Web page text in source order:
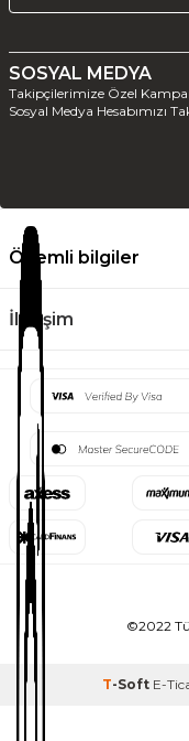
SOSYAL MEDYA
Takipçilerimize Özel
Sosyal Medya Hesabımızı
Önemli bilgiler
İletişim
©2022
T-Soft E-